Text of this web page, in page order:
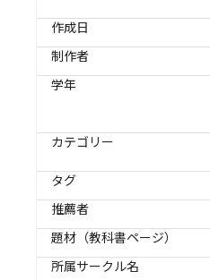
作成日
制作者
学年
カテゴリー
タグ
推薦者
題材（教科書ページ）
所属サークル名